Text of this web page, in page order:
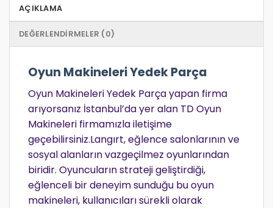
AÇIKLAMA
DEĞERLENDIRMELER (0)
Oyun Makineleri Yedek Parça
Oyun Makineleri Yedek Parça yapan firma
arıyorsanız İstanbul’da yer alan TD Oyun
Makineleri firmamızla iletişime
geçebilirsiniz.Langırt, eğlence salonlarının ve
sosyal alanların vazgeçilmez oyunlarından
biridir. Oyuncuların strateji geliştirdiği,
eğlenceli bir deneyim sunduğu bu oyun
makineleri, kullanıcıları sürekli olarak